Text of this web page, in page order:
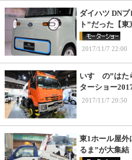
ダイハツ DN
ト”だった【東
2017/11/7 22:00
いすゞの”はた
ターショー2017
2017/11/7 20:50
東1ホール屋外
るま”が大集結